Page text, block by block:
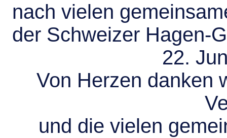
nach vielen
der Schweizer Hagen-
22.
Von Herzen danken
und die vielen